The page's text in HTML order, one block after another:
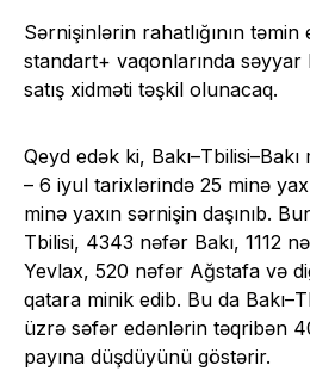
Sərnişinlərin rahatlığının təmin
standart+ vaqonlarında
satış xidməti təşkil olunacaq.
Qeyd edək ki,
– 6 iyul tarixlərində 25 minə
minə yaxın sərnişin daşınıb.
Tbilisi, 4343 nəfər Bakı, 1112
Yevlax, 520 nəfər Ağstafa və
qatara minik edib. Bu da
üzrə səfər edənlərin təqribən
payına düşdüyünü göstərir.